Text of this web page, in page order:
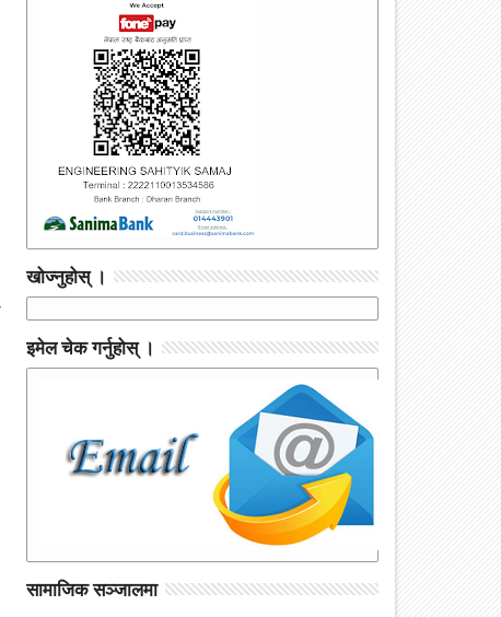
खोज्नुहोस् ।
इमेल चेक गर्नुहोस् ।
सामाजिक सञ्जालमा